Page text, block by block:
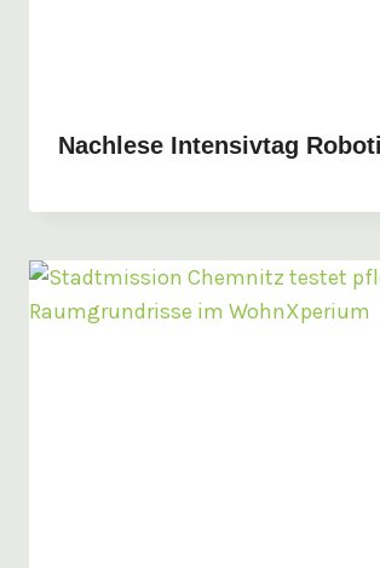
Nachlese Intensivtag